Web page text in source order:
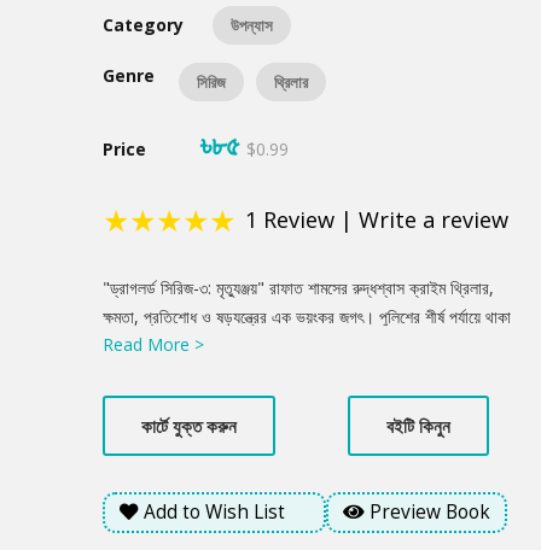
Category উপন্যাস
Genre সিরিজ থ্রিলার
Price ৳৮৫ $0.99
★★★★★ 1 Review | Write a review
Product
Summery
"ড্রাগলর্ড সিরিজ-৩: মৃত্যুঞ্জয়" রাফাত শামসের রুদ্ধশ্বাস ক্রাইম থ্রিলার,
ক্ষমতা, প্রতিশোধ ও ষড়যন্ত্রের এক ভয়ংকর জগৎ। পুলিশের শীর্ষ পর্যায়ে থাকা
কর্মকর্তাদের মাঝে লুকিয়ে থাকা অন্তর্দ্বন্দ্ব, মাদক সাম্রাজ্যের সাথে জড়িত
ঢাকা থেকে শুরু করে সীমান্তবর্তী অঞ্চল পর্যন্ত ছড়িয়ে পড়া দ্রুতগতির
ঘটনাপ্রবাহ, বুদ্ধিদীপ্ত টুইস্ট, এবং গভীর মনস্তাত্ত্বিক বিশ্লেষণের সমন্বয়ে
এটি সিরিজের অন্যতম শক্তিশালী কিস্তি।
Read More >
কার্টে যুক্ত করুন বইটি কিনুন
Add to Wish List Preview Book